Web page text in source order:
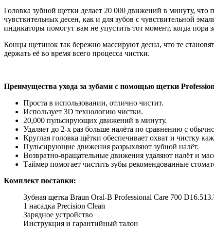
Головка зубной щетки делает 20 000 движений в минуту, что
чувствительных десен, как и для зубов с чувствительной
индикаторы помогут вам не упустить тот момент, когда пора
Концы щетинок так бережно массируют десна, что те
держать её во время всего процесса чистки.
Преимущества ухода за зубами с помощью щетки
Проста в использовании, отлично чистит.
Использует 3D технологию чистки.
20,000 пульсирующих движений в минуту.
Удаляет до 2-х раз больше налёта по сравнению с
Круглая головка щётки обеспечивает охват и чистку
Пульсирующие движения разрыхляют зубной налёт.
Возвратно-вращательные движения удаляют налёт и
Таймер помогает чистить зубы рекомендованные
Комплект поставки:
Зубная щетка Braun Oral-B Professional Care 700
1 насадка Precision Clean
Зарядное устройство
Инструкция и гарантийный талон